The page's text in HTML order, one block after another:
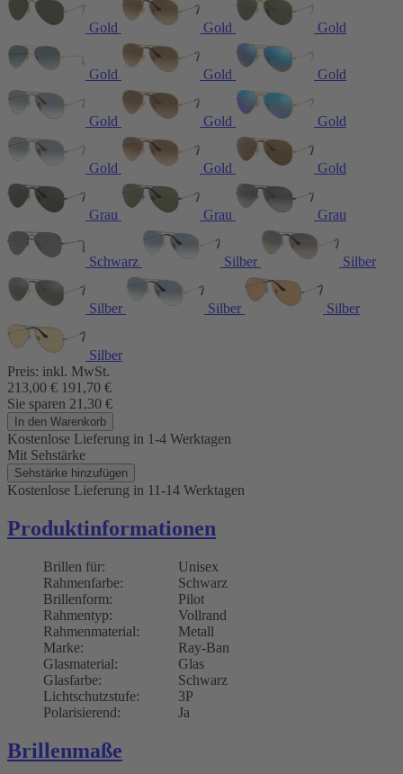
Gold Gold Gold
Gold Gold Gold
Gold Gold Gold
Gold Gold Gold
Grau Grau Grau
Schwarz Silber Silber
Silber Silber Silber
Silber
Preis: inkl. MwSt.
213,00 € 191,70 €
Sie sparen 21,30 €
In den Warenkorb
Kostenlose Lieferung in 1-4 Werktagen
Mit Sehstärke
Sehstärke hinzufügen
Kostenlose Lieferung in 11-14 Werktagen
Produktinformationen
Brillen für:
Unisex
Rahmenfarbe:
Schwarz
Brillenform:
Pilot
Rahmentyp:
Vollrand
Rahmenmaterial:
Metall
Marke:
Ray-Ban
Glasmaterial:
Glas
Glasfarbe:
Schwarz
Lichtschutzstufe:
3P
Polarisierend:
Ja
Brillenmaße